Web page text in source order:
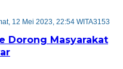
12 Mei 2023, 22:54 WITA3153
Dorong Masyarakat